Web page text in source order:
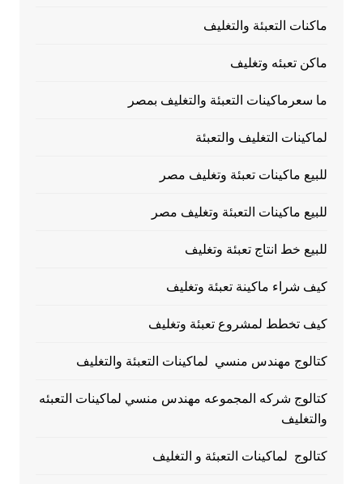
ماكنات التعبئة والتغليف
ماكن تعبئه وتغليف
ما سعرماكينات التعبئة والتغليف بمصر
لماكينات التغليف والتعبئة
للبيع ماكينات تعبئة وتغليف مصر
للبيع ماكينات التعبئة وتغليف مصر
للبيع خط انتاج تعبئة وتغليف
كيف شراء ماكينة تعبئة وتغليف
كيف تخطط لمشروع تعبئة وتغليف
كتالوج مهندس منسي لماكينات التعبئة والتغليف
كتالوج شركه المجموعه مهندس منسي لماكينات التعبئه
والتغليف
كتالوج لماكينات التعبئة و التغليف